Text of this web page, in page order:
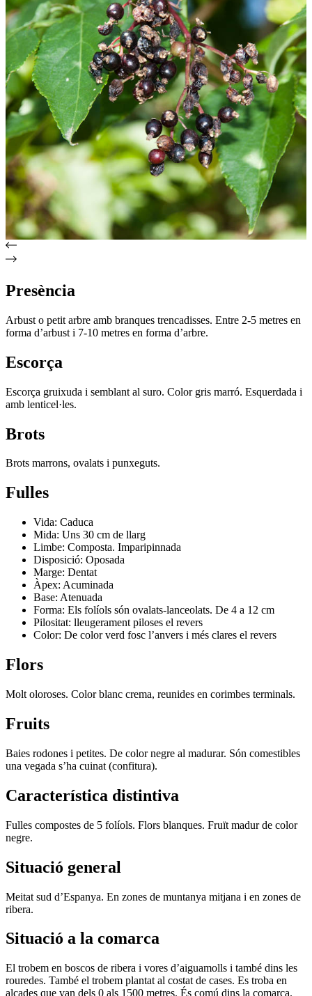
Presència
Arbust o petit arbre amb branques trencadisses. Entre 2-5 metres en
forma d’arbust i 7-10 metres en forma d’arbre.
Escorça
Escorça gruixuda i semblant al suro. Color gris marró. Esquerdada i
amb lenticel·les.
Brots
Brots marrons, ovalats i punxeguts.
Fulles
Vida: Caduca
Mida: Uns 30 cm de llarg
Limbe: Composta. Imparipinnada
Disposició: Oposada
Marge: Dentat
Àpex: Acuminada
Base: Atenuada
Forma: Els folíols són ovalats-lanceolats. De 4 a 12 cm
Pilositat: lleugerament piloses el revers
Color: De color verd fosc l’anvers i més clares el revers
Flors
Molt oloroses. Color blanc crema, reunides en corimbes terminals.
Fruits
Baies rodones i petites. De color negre al madurar. Són comestibles
una vegada s’ha cuinat (confitura).
Característica distintiva
Fulles compostes de 5 folíols. Flors blanques. Fruït madur de color
negre.
Situació general
Meitat sud d’Espanya. En zones de muntanya mitjana i en zones de
ribera.
Situació a la comarca
El trobem en boscos de ribera i vores d’aiguamolls i també dins les
rouredes. També el trobem plantat al costat de cases. Es troba en
alçades que van dels 0 als 1500 metres. És comú dins la comarca.